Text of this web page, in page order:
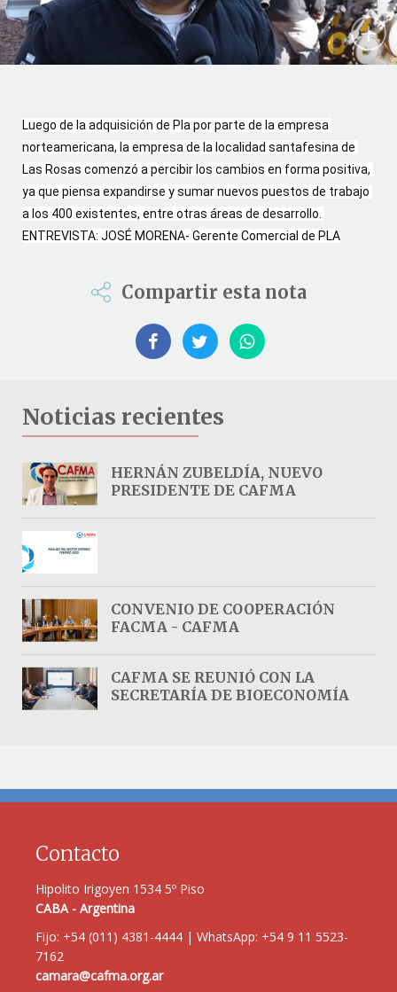
Luego de la adquisición de Pla por parte de la empresa
norteamericana, la empresa de la localidad santafesina de
Las Rosas comenzó a percibir los cambios en forma positiva,
ya que piensa expandirse y sumar nuevos puestos de trabajo
a los 400 existentes, entre otras áreas de desarrollo.
ENTREVISTA: JOSÉ MORENA- Gerente Comercial de PLA
Compartir esta nota
Noticias recientes
HERNÁN ZUBELDÍA, NUEVO
PRESIDENTE DE CAFMA
CONVENIO DE COOPERACIÓN
FACMA - CAFMA
CAFMA SE REUNIÓ CON LA
SECRETARÍA DE BIOECONOMÍA
Contacto
Hipolito Irigoyen 1534 5º Piso
CABA - Argentina
Fijo: +54 (011) 4381-4444 | WhatsApp: +54 9 11 5523-
7162
camara@cafma.org.ar